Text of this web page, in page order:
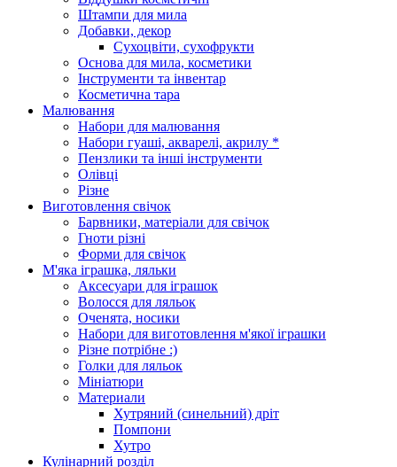
Штампи для мила
Добавки, декор
Сухоцвіти, сухофрукти
Основа для мила, косметики
Інструменти та інвентар
Косметична тара
Малювання
Набори для малювання
Набори гуаші, акварелі, акрилу *
Пензлики та інші інструменти
Олівці
Різне
Виготовлення свічок
Барвники, матеріали для свічок
Гноти різні
Форми для свічок
М'яка іграшка, ляльки
Аксесуари для іграшок
Волосся для ляльок
Оченята, носики
Набори для виготовлення м'якої іграшки
Різне потрібне :)
Голки для ляльок
Мініатюри
Материали
Хутряний (синельний) дріт
Помпони
Хутро
Кулінарний розділ